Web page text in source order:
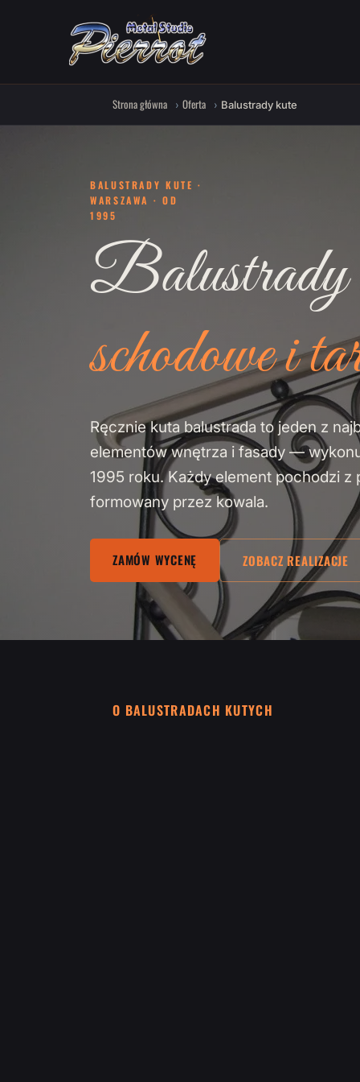
Strona główna Oferta Balustrady kute
BALUSTRADY KUTE ·
WARSZAWA · OD
1995
Balustrady
schodowe i
Ręcznie kuta balustrada to jeden z
elementów wnętrza i fasady —
1995 roku. Każdy element pochodzi z
formowany przez kowala.
ZAMÓW WYCENĘ ZOBACZ REALIZACJE
O BALUSTRADACH KUTYCH